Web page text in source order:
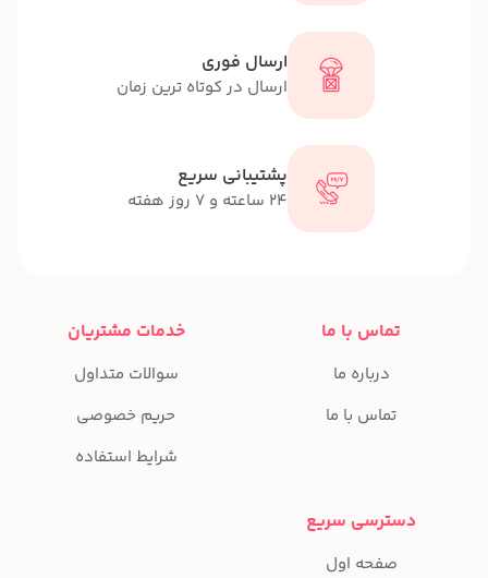
ارسال فوری
ارسال در کوتاه ترین زمان
پشتیبانی سریع
24 ساعته و 7 روز هفته
تماس با ما
درباره ما
تماس با ما
خدمات مشتریان
سوالات متداول
حریم خصوصی
شرایط استفاده
دسترسی سریع
صفحه اول